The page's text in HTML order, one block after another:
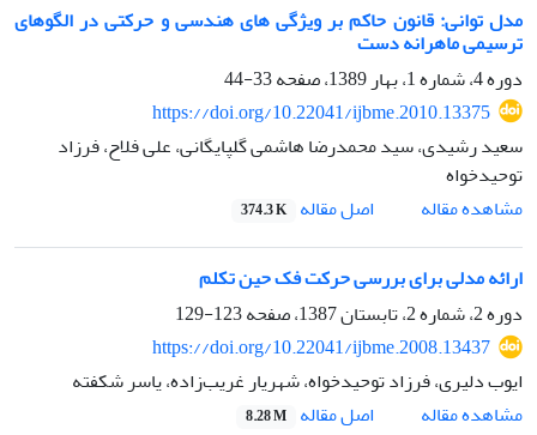
مدل توانی: قانون حاکم بر ویژگی های هندسی و حرکتی در الگوهای
ترسیمی ماهرانه دست
دوره 4، شماره 1، بهار 1389، صفحه
33-44
https://doi.org/10.22041/ijbme.2010.13375
سعید رشیدی، سید محمدرضا هاشمی گلپایگانی، علی فلاح، فرزاد
توحیدخواه
مشاهده مقاله
اصل مقاله 374.3 K
ارائه مدلی برای بررسی حرکت فک حین تکلم
دوره 2، شماره 2، تابستان 1387، صفحه
123-129
https://doi.org/10.22041/ijbme.2008.13437
ایوب دلیری، فرزاد توحیدخواه، شهریار غریب‌زاده، یاسر شکفته
مشاهده مقاله
اصل مقاله 8.28 M